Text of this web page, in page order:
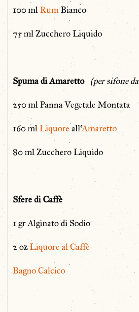
100 mlRumBianco
75 ml Zucchero Liquido
Spuma di Amaretto(per sifone da
250 ml Panna Vegetale Montata
160 mlLiquore all’Amaretto
80 ml Zucchero Liquido
Sfere di Caffè
1 gr Alginato di Sodio
2 ozLiquore al Caffè
Bagno Calcico